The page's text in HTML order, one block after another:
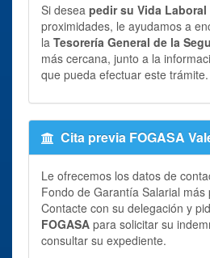
Si desea pedir su Vida Laboral
proximidades, le ayudamos a
la Tesorería General de la
más cercana, junto a la
que pueda efectuar este trámite.
Cita previa FOGASA
Le ofrecemos los datos de
Fondo de Garantía Salarial más
Contacte con su delegación y
FOGASA para solicitar su
consultar su expediente.